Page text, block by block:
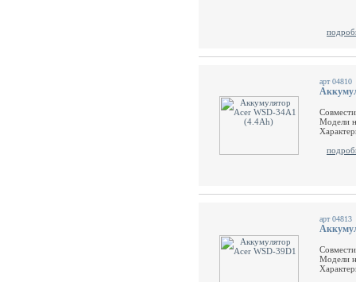
арт 04810
Модели
арт 04813
Модели